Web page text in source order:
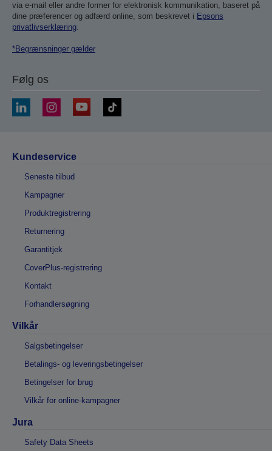
via e-mail eller andre former for elektronisk kommunikation, baseret på
dine præferencer og adfærd online, som beskrevet i Epsons
privatlivserklæring.
*Begrænsninger gælder
Følg os
Kundeservice
Seneste tilbud
Kampagner
Produktregistrering
Returnering
Garantitjek
CoverPlus-registrering
Kontakt
Forhandlersøgning
Vilkår
Salgsbetingelser
Betalings- og leveringsbetingelser
Betingelser for brug
Vilkår for online-kampagner
Jura
Safety Data Sheets